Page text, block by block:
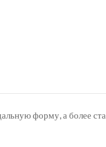
форму, а более